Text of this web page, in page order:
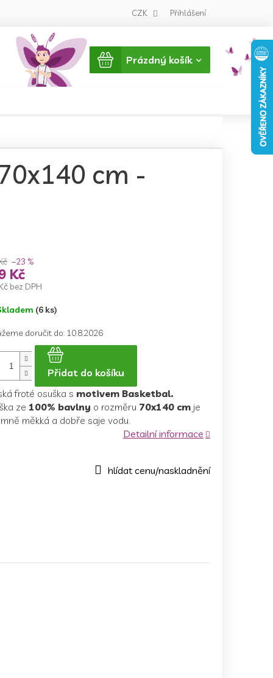
CZK Přihlášení
Nákupní
košík
Prázdný košík
cm -
–23 %
Kč
bez DPH
(6 ks)
doručit do: 10.8.2026
Přidat do košíku
froté osuška s motivem Basketbal.
ze 100% bavlny o rozměru 70x140 cm je
měkká a dobře saje vodu.
Detailní informace